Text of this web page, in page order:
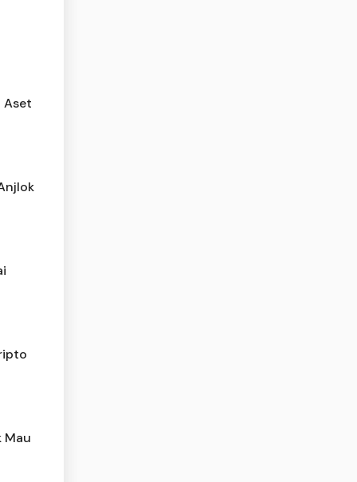
Aset
Mau